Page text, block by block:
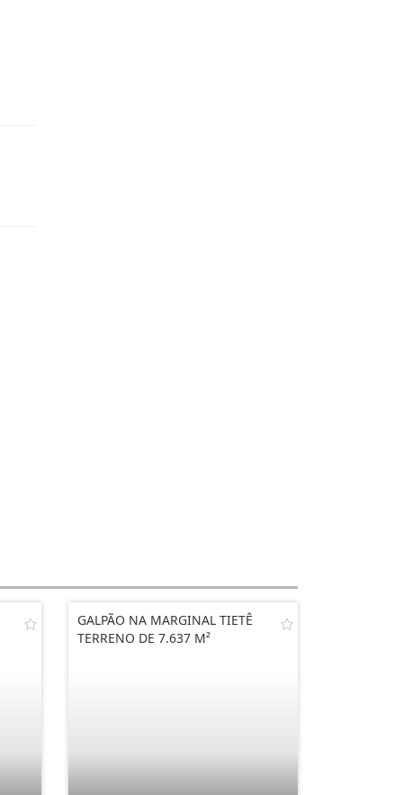
GALPÃO NA MARGINAL TIETÊ
TERRENO DE 7.637 M²